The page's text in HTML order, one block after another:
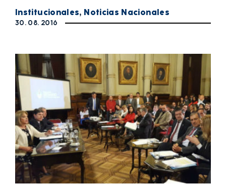
Institucionales, Noticias Nacionales
30. 08. 2016